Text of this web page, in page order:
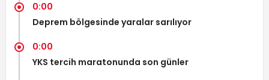
0:00
Deprem bölgesinde yaralar sarılıyor
0:00
YKS tercih maratonunda son günler